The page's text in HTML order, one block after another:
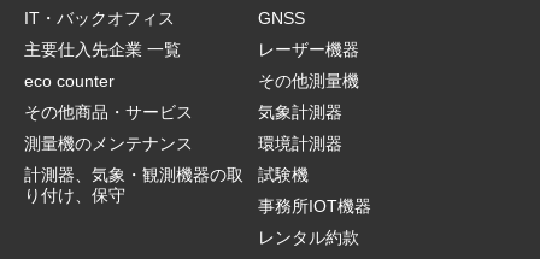
IT・バックオフィス
主要仕入先企業 一覧
eco counter
その他商品・サービス
測量機のメンテナンス
計測器、気象・観測機器の取
り付け、保守
GNSS
レーザー機器
その他測量機
気象計測器
環境計測器
試験機
事務所IOT機器
レンタル約款